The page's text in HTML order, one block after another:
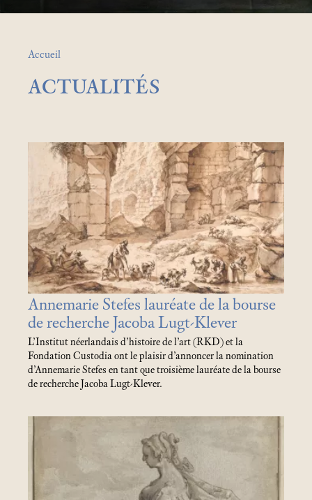
Accueil
ACTUALITÉS
Annemarie Stefes lauréate de la bourse
de recherche Jacoba Lugt-Klever
L’Institut néerlandais d’histoire de l’art (RKD) et la
Fondation Custodia ont le plaisir d’annoncer la nomination
d’Annemarie Stefes en tant que troisième lauréate de la bourse
de recherche Jacoba Lugt-Klever.